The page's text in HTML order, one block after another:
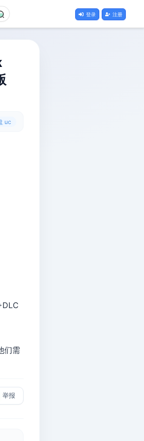
登录 注册
uc
们需
举报